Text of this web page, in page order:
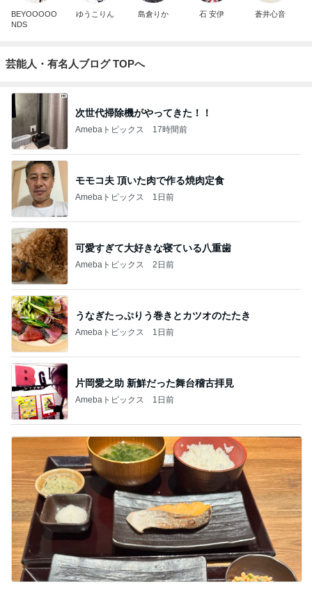
BEYOOOOO
NDS
ゆうこりん 島倉りか 石 安伊 蒼井心音
芸能人・有名人ブログ TOPへ
次世代掃除機がやってきた！！
Amebaトピックス 17時間前
モモコ夫 頂いた肉で作る焼肉定食
Amebaトピックス 1日前
可愛すぎて大好きな寝ている八重歯
Amebaトピックス 2日前
うなぎたっぷりう巻きとカツオのたたき
Amebaトピックス 1日前
片岡愛之助 新鮮だった舞台稽古拝見
Amebaトピックス 1日前